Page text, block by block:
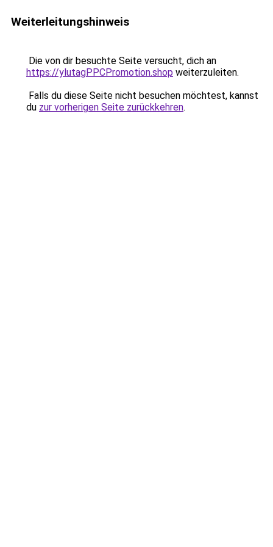
Weiterleitungshinweis
Die von dir besuchte Seite versucht, dich an
https://ylutagPPCPromotion.shop weiterzuleiten.
Falls du diese Seite nicht besuchen möchtest, kannst
du zur vorherigen Seite zurückkehren.